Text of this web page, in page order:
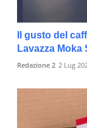
Il gusto del
Lavazza Moka
Redazione 2 2 Lug